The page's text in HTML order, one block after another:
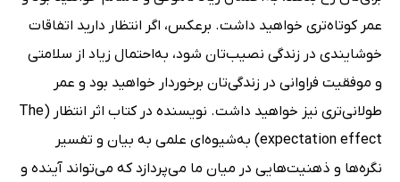
عمر کوتاه‌تری خواهید داشت. برعکس، اگر انتظار دارید اتفاقات
خوشایندی در زندگی نصیب‌تان شود، به‌احتمال زیاد از سلامتی
و موفقیت فراوانی در زندگی‌تان برخوردار خواهید بود و عمر
طولانی‌تری نیز خواهید داشت. نویسنده در کتاب اثر انتظار (The
expectation effect) به‌شیوه‌ای علمی به بیان و تفسیر
نگره‌ها و ذهنیت‌هایی در میان ما می‌پردازد که می‌تواند آینده و